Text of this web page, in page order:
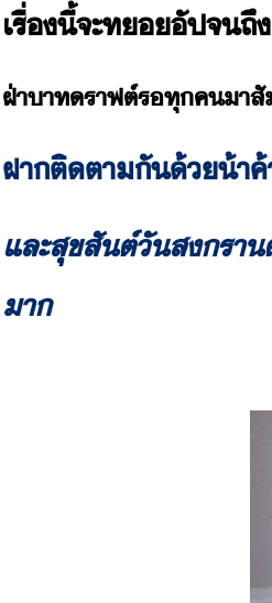
เรื่​ี้​จะ​ท​ัป​จถึ
ฝ่า​าท​ราฟต์​รทุ​ค​า​สั
ฝา​ติตา​ั​้​้า​
และ​สุขสัต์​ั​สรา
า